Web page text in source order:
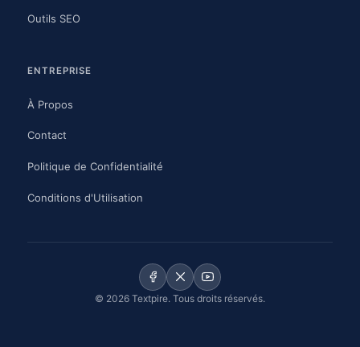
Outils SEO
ENTREPRISE
À Propos
Contact
Politique de Confidentialité
Conditions d'Utilisation
© 2026 Textpire. Tous droits réservés.